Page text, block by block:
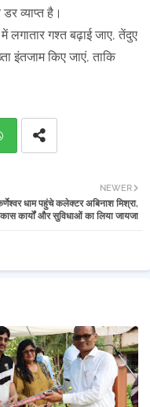
व्याप्त है।
लगातार गश्त बढ़ाई जाए, तेंदुए
इंतजाम किए जाएं, ताकि
NEWER
धाम पहुंचे कलेक्टर अबिनाश मिश्रा,
कार्यों और सुविधाओं का लिया जायजा